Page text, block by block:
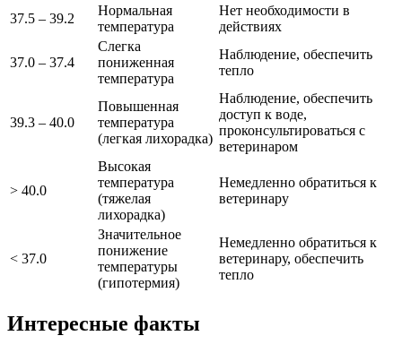
37.5 – 39.2
Нормальная
температура
Нет необходимости в
действиях
37.0 – 37.4
Слегка
пониженная
температура
Наблюдение, обеспечить
тепло
39.3 – 40.0
Повышенная
температура
(легкая лихорадка)
Наблюдение, обеспечить
доступ к воде,
проконсультироваться с
ветеринаром
> 40.0
Высокая
температура
(тяжелая
лихорадка)
Немедленно обратиться к
ветеринару
< 37.0
Значительное
понижение
температуры
(гипотермия)
Немедленно обратиться к
ветеринару, обеспечить
тепло
Интересные факты